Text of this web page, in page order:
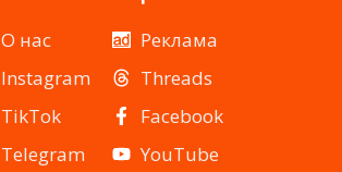
О нас
Instagram
TikTok
Telegram
Реклама
Threads
Facebook
YouTube